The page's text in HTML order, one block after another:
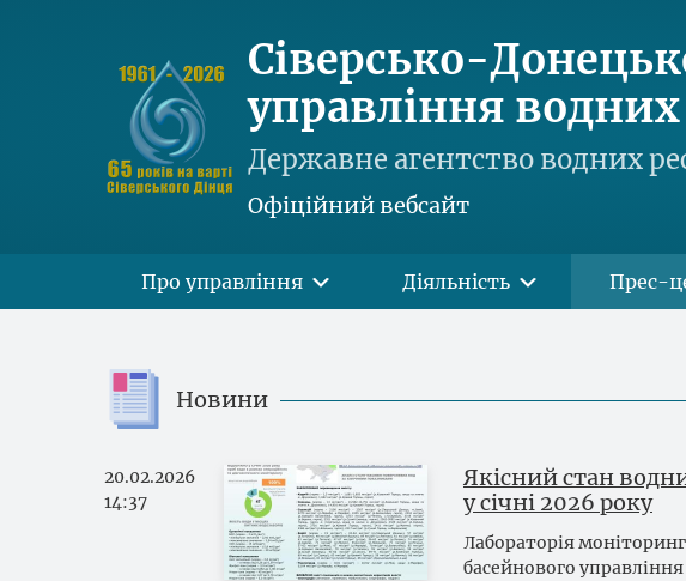
Сіверсько-
управління водних
Державне агентство водних
Офіційний вебсайт
Про управління Діяльність Прес-
Новини
20.02.2026
14:37
Якісний стан
у січні 2026 року
Лабораторія
басейнового